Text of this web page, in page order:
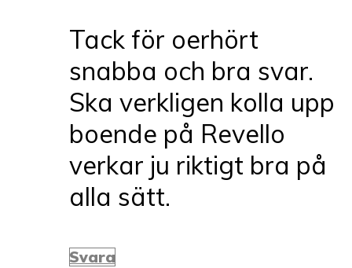
Tack för oerhört
snabba och bra svar.
Ska verkligen kolla upp
boende på Revello
verkar ju riktigt bra på
alla sätt.
Svara